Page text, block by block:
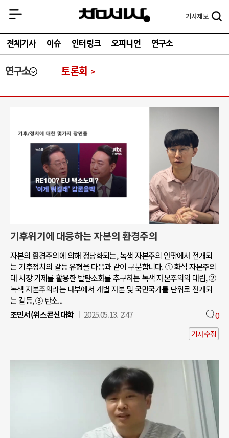
기사제보
전체기사 이슈 인터링크 오피니언 연구소
연구소 토론회
기후위기에 대응하는 자본의 환경주의
자본의 환경주의에 의해 정당화되는, 녹색 자본주의 안팎에서 전개되
는 기후정치의 갈등 유형을 다음과 같이 구분합니다. ① 화석 자본주의
대 시장 기제를 활용한 탈탄소화를 추구하는 녹색 자본주의의 대립, ②
녹색 자본주의라는 내부에서 개별 자본 및 국민국가를 단위로 전개되
는 갈등, ③ 탄소...
조민서(위스콘신대학
2025.05.13. 2:47 0
기사수정